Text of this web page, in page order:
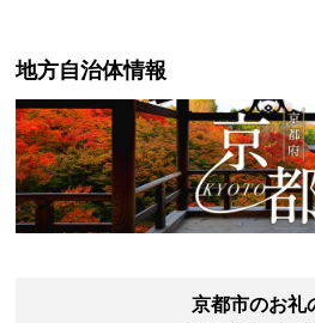
地方自治体情報
京都市のお礼